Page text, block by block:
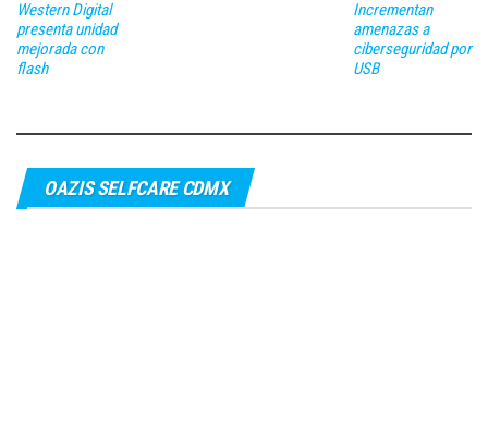
Western Digital
presenta unidad
mejorada con
flash
Incrementan
amenazas a
ciberseguridad por
USB
OAZIS SELFCARE CDMX